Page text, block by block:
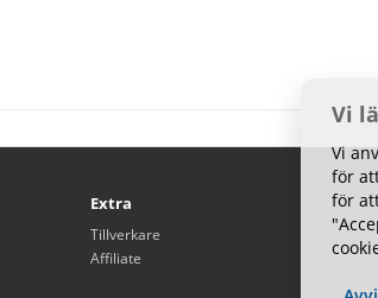
Extra
Tillverkare
Affiliate
Vi
Vi
för
för